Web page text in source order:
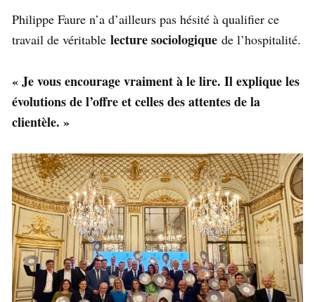
Philippe Faure n’a d’ailleurs pas hésité à qualifier ce
travail de véritable lecture sociologique de l’hospitalité.
« Je vous encourage vraiment à le lire. Il explique les
évolutions de l’offre et celles des attentes de la
clientèle. »